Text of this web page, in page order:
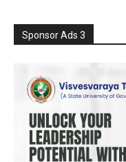
Sponsor Ads 3